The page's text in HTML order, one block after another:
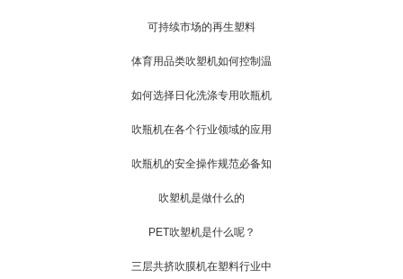
可持续市场的再生塑料
体育用品类吹塑机如何控制温
如何选择日化洗涤专用吹瓶机
吹瓶机在各个行业领域的应用
吹瓶机的安全操作规范必备知
吹塑机是做什么的
PET吹塑机是什么呢？
三层共挤吹膜机在塑料行业中